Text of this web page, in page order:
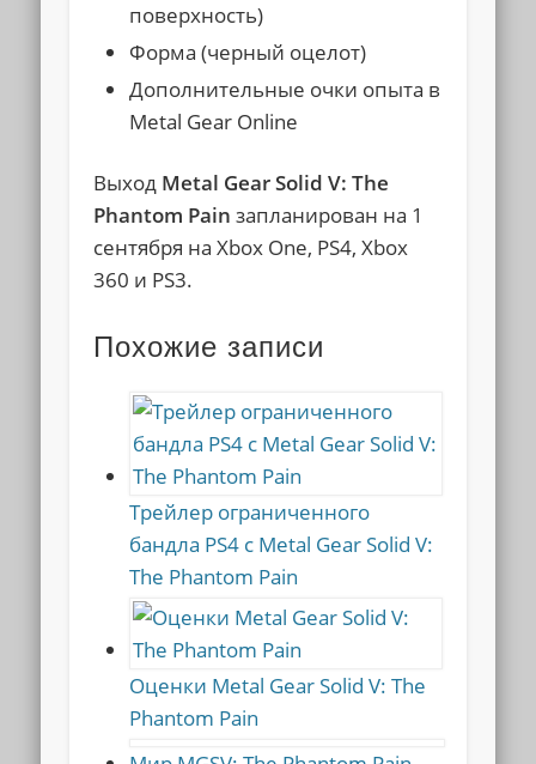
поверхность)
Форма (черный оцелот)
Дополнительные очки опыта в
Metal Gear Online
Выход Metal Gear Solid V: The
Phantom Pain запланирован на 1
сентября на Xbox One, PS4, Xbox
360 и PS3.
Похожие записи
Трейлер ограниченного
бандла PS4 с Metal Gear Solid V:
The Phantom Pain
Оценки Metal Gear Solid V: The
Phantom Pain